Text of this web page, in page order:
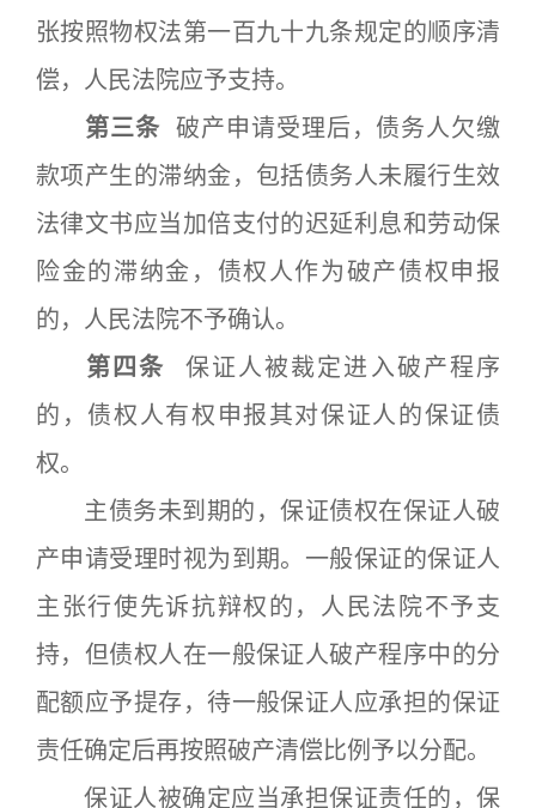
张按照物权法第一百九十九条规定的顺序清
偿，人民法院应予支持。
第三条 破产申请受理后，债务人欠缴
款项产生的滞纳金，包括债务人未履行生效
法律文书应当加倍支付的迟延利息和劳动保
险金的滞纳金，债权人作为破产债权申报
的，人民法院不予确认。
第四条
保证人被裁定进入破产程序
的，债权人有权申报其对保证人的保证债
权。
主债务未到期的，保证债权在保证人破
产申请受理时视为到期。一般保证的保证人
主张行使先诉抗辩权的，人民法院不予支
持，但债权人在一般保证人破产程序中的分
配额应予提存，待一般保证人应承担的保证
责任确定后再按照破产清偿比例予以分配。
保证人被确定应当承担保证责任的，保